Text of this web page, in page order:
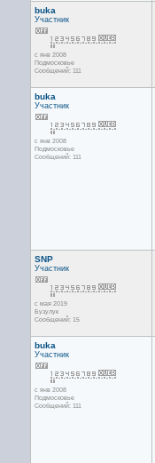
buka
Участник
с янв 2008
Подмосковье
Сообщений: 111
buka
Участник
с янв 2008
Подмосковье
Сообщений: 111
SNP
Участник
с мая 2019
Бузулук
Сообщений: 15
buka
Участник
с янв 2008
Подмосковье
Сообщений: 111